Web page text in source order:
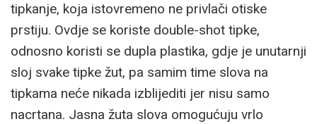
tipkanje, koja istovremeno ne privlači otiske
prstiju. Ovdje se koriste double-shot tipke,
odnosno koristi se dupla plastika, gdje je unutarnji
sloj svake tipke žut, pa samim time slova na
tipkama neće nikada izblijediti jer nisu samo
nacrtana. Jasna žuta slova omogućuju vrlo